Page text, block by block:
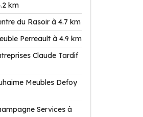
km
du Rasoir à 4.7 km
Perreault à 4.9 km
Claude Tardif
Meubles Defoy
Services à